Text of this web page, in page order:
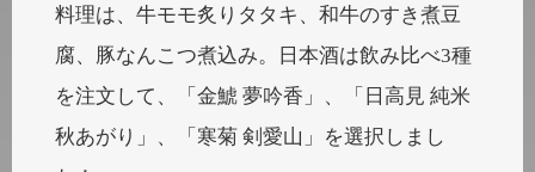
料理は、牛モモ炙りタタキ、和牛のすき煮豆
腐、豚なんこつ煮込み。日本酒は飲み比べ3種
を注文して、「金鯱 夢吟香」、「日高見 純米
秋あがり」、「寒菊 剣愛山」を選択しまし